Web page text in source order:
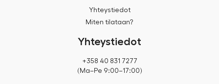
Yhteystiedot
Miten tilataan?
Yhteystiedot
+358 40 831 7277
(Ma–Pe 9:00–17:00)